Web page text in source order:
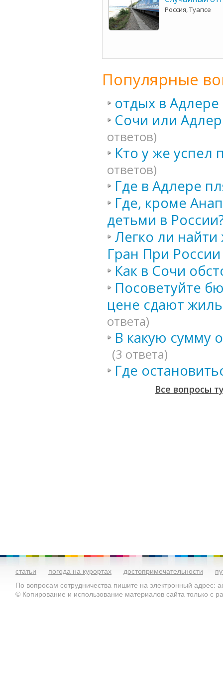
Россия, Туапсе
Популярные
отдых в Адлере
Сочи или
ответов)
Кто у же успел
ответов)
Где в Адлере
Где, кроме
детьми в
Легко ли
Гран При
Как в Сочи
Посоветуйте
цене сдают
ответа)
В какую сумму
(3 ответа)
Где
Все вопросы
статьи погода на курортах достопримечательности
По вопросам сотрудничества пишите на электронный адрес:
© Копирование и использование материалов сайта только с